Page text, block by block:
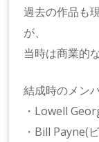
過去の作品も
が、
当時は商業的
結成時のメン
・Lowell
・Bill Payne(